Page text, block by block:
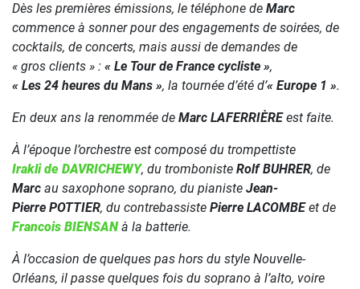
Dès les premières émissions, le téléphone de Marc
commence à sonner pour des engagements de soirées, de
cocktails, de concerts, mais aussi de demandes de
« gros clients » : « Le Tour de France cycliste »,
« Les 24 heures du Mans », la tournée d’été d’« Europe 1 ».
En deux ans la renommée de Marc LAFERRIÈREest faite.
À l’époque l’orchestre est composé du trompettiste
Irakli de DAVRICHEWY, du tromboniste Rolf BUHRER, de
Marc au saxophone soprano, du pianiste Jean-
Pierre POTTIER, du contrebassiste Pierre LACOMBEet de
Francois BIENSANà la batterie.
À l’occasion de quelques pas hors du style Nouvelle-
Orléans, il passe quelques fois du soprano à l’alto, voire